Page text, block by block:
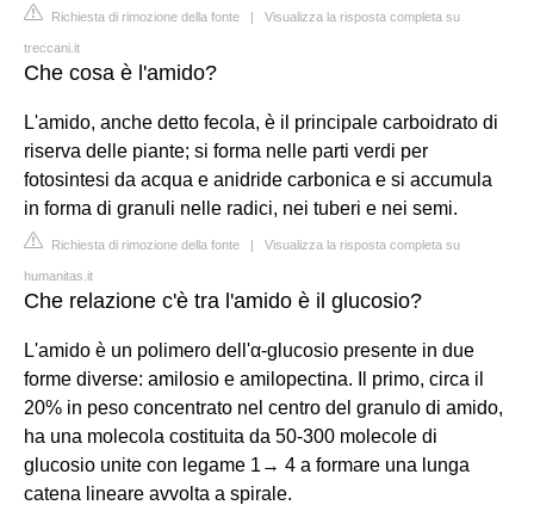
Richiesta di rimozione della fonte | Visualizza la risposta completa su
treccani.it
Che cosa è l'amido?
L'amido, anche detto fecola, è il principale carboidrato di
riserva delle piante; si forma nelle parti verdi per
fotosintesi da acqua e anidride carbonica e si accumula
in forma di granuli nelle radici, nei tuberi e nei semi.
Richiesta di rimozione della fonte | Visualizza la risposta completa su
humanitas.it
Che relazione c'è tra l'amido è il glucosio?
L'amido è un polimero dell'α-glucosio presente in due
forme diverse: amilosio e amilopectina. Il primo, circa il
20% in peso concentrato nel centro del granulo di amido,
ha una molecola costituita da 50-300 molecole di
glucosio unite con legame 1→ 4 a formare una lunga
catena lineare avvolta a spirale.